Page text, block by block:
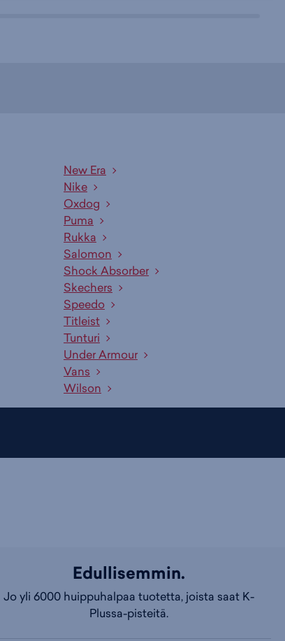
New Era
Nike
Oxdog
Puma
Rukka
Salomon
Shock Absorber
Skechers
Speedo
Titleist
Tunturi
Under Armour
Vans
Wilson
Edullisemmin.
Jo yli 6000 huippuhalpaa tuotetta, joista saat K-
Plussa-pisteitä.